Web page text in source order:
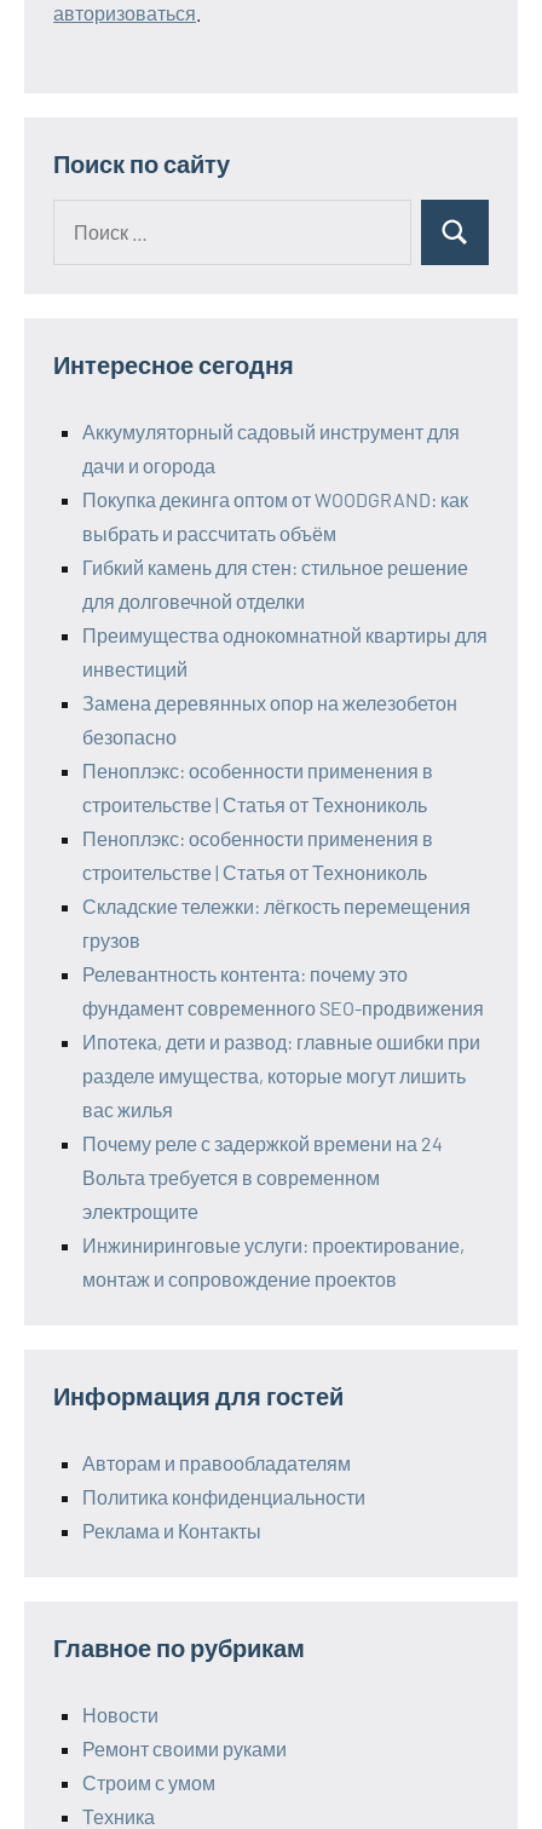
авторизоваться
Поиск по сайту
Поиск
Интересное сегодня
Аккумуляторный садовый инструмент для
дачи и огорода
Покупка декинга оптом от WOODGRAND: как
выбрать и рассчитать объём
Гибкий камень для стен: стильное решение
для долговечной отделки
Преимущества однокомнатной квартиры для
инвестиций
Замена деревянных опор на железобетон
безопасно
Пеноплэкс: особенности применения в
строительстве | Статья от Технониколь
Пеноплэкс: особенности применения в
строительстве | Статья от Технониколь
Складские тележки: лёгкость перемещения
грузов
Релевантность контента: почему это
фундамент современного SEO-продвижения
Ипотека, дети и развод: главные ошибки при
разделе имущества, которые могут лишить
вас жилья
Почему реле с задержкой времени на 24
Вольта требуется в современном
электрощите
Инжиниринговые услуги: проектирование,
монтаж и сопровождение проектов
Информация для гостей
Авторам и правообладателям
Политика конфиденциальности
Реклама и Контакты
Главное по рубрикам
Новости
Ремонт своими руками
Строим с умом
Техника